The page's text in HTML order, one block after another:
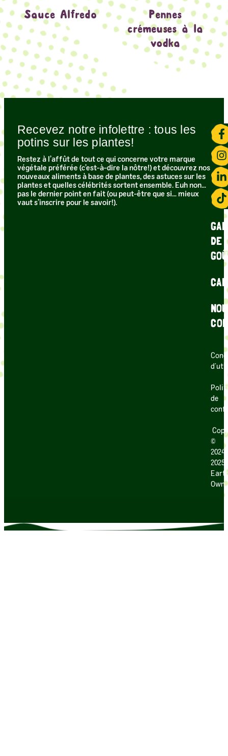
Sauce Alfredo
Pennes
crémeuses à la
vodka
Recevez notre infolettre : tous les
potins sur les plantes!​
Restez à l’affût de tout ce qui concerne votre marque
végétale préférée (c’est-à-dire la nôtre!) et découvrez nos
nouveaux aliments à base de plantes, des astuces sur les
plantes et quelles célébrités sortent ensemble. Euh non…
pas le dernier point en fait (ou peut-être que si… mieux
vaut s’inscrire pour le savoir!).
DE
de
©
2025
Own